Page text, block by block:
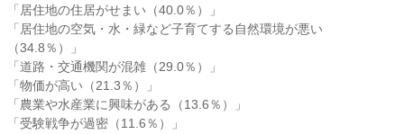
「居住地の住居がせまい（40.0％）」
「居住地の空気・水・緑など子育てする自然環境が悪い
（34.8％）」
「道路・交通機関が混雑（29.0％）」
「物価が高い（21.3％）」
「農業や水産業に興味がある（13.6％）」
「受験戦争が過密（11.6％）」